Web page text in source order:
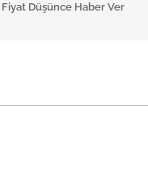
Fiyat Düşünce Haber Ver